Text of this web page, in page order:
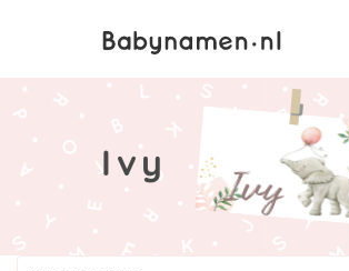
Ivy